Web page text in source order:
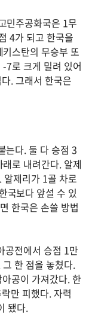
민주공화국은 1무
4가 되고 한국을
스탄의 무승부 또
7로 크게 밀려 있어
. 그래서 한국은
는다. 둘 다 승점 3
로 내려간다. 알제
알제리가 1골 차로
국보다 앞설 수 있
한국은 손쓸 방법
공전에서 승점 1만
한 점을 놓쳤다.
공이 가져갔다. 한
만 피했다. 자력
됐다.